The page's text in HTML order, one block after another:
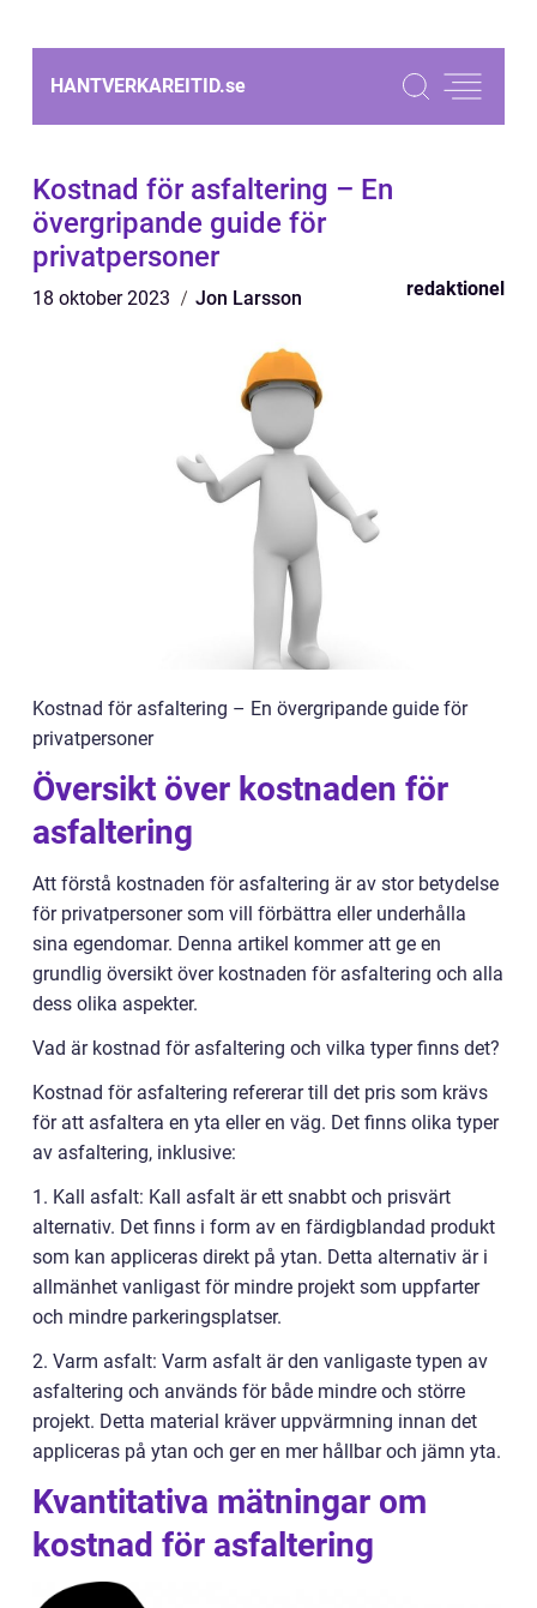
HANTVERKAREITID.se
Kostnad för asfaltering – En
övergripande guide för
privatpersoner
18 oktober 2023 Jon Larsson redaktionel
Kostnad för asfaltering – En övergripande guide för
privatpersoner
Översikt över kostnaden för
asfaltering
Att förstå kostnaden för asfaltering är av stor betydelse
för privatpersoner som vill förbättra eller underhålla
sina egendomar. Denna artikel kommer att ge en
grundlig översikt över kostnaden för asfaltering och alla
dess olika aspekter.
Vad är kostnad för asfaltering och vilka typer finns det?
Kostnad för asfaltering refererar till det pris som krävs
för att asfaltera en yta eller en väg. Det finns olika typer
av asfaltering, inklusive:
1. Kall asfalt: Kall asfalt är ett snabbt och prisvärt
alternativ. Det finns i form av en färdigblandad produkt
som kan appliceras direkt på ytan. Detta alternativ är i
allmänhet vanligast för mindre projekt som uppfarter
och mindre parkeringsplatser.
2. Varm asfalt: Varm asfalt är den vanligaste typen av
asfaltering och används för både mindre och större
projekt. Detta material kräver uppvärmning innan det
appliceras på ytan och ger en mer hållbar och jämn yta.
Kvantitativa mätningar om
kostnad för asfaltering